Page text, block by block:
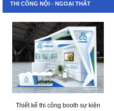
THI CÔNG NỘI - NGOẠI THẤT
Thiết kế thi công booth sự kiện